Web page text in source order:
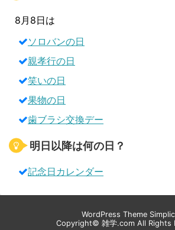
8月8日は
ソロバンの日
親孝行の日
笑いの日
果物の日
歯ブラシ交換デー
明日以降は何の日？
記念日カレンダー
WordPress Theme
Copyright© 雑学.comAll Rights